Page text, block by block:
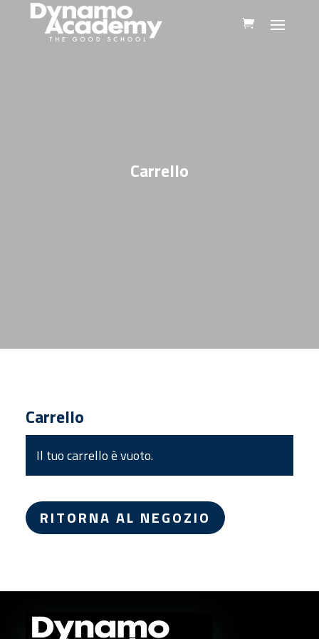
Carrello
Carrello
Il tuo carrello è vuoto.
RITORNA AL NEGOZIO